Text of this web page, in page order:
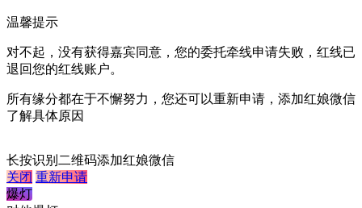
温馨提示
对不起，没有获得嘉宾同意，您的委托牵线申请失败，红线已
退回您的红线账户。
所有缘分都在于不懈努力，您还可以重新申请，添加红娘微信
了解具体原因
长按识别二维码添加红娘微信
关闭 重新申请
爆灯